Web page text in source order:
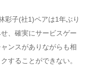
彩子(社1)ペアは1年ぶり
、確実にサービスゲー
ンスがありながらも相
することができない。